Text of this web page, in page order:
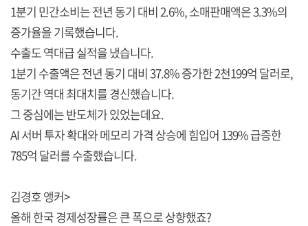
1분기 민간소비는 전년 동기 대비 2.6%, 소매판매액은 3.3%의
증가율을 기록했습니다.
수출도 역대급 실적을 냈습니다.
1분기 수출액은 전년 동기 대비 37.8% 증가한 2천199억 달러로,
동기간 역대 최대치를 경신했습니다.
그 중심에는 반도체가 있었는데요.
AI 서버 투자 확대와 메모리 가격 상승에 힘입어 139% 급증한
785억 달러를 수출했습니다.
김경호 앵커>
올해 한국 경제성장률은 큰 폭으로 상향했죠?